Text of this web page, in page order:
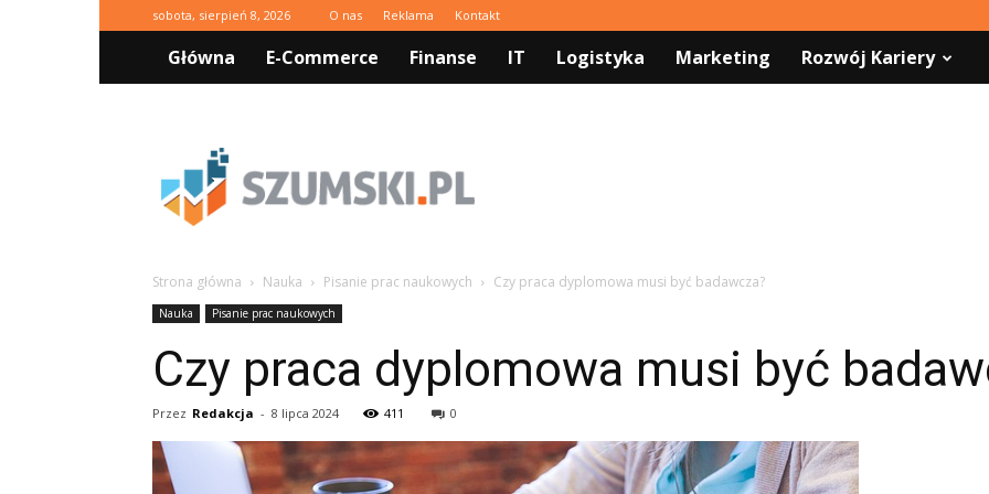
sobota, sierpień 8, 2026 O nas Reklama Kontakt
Główna E-Commerce Finanse IT Logistyka Marketing Rozwój Kariery
Strona główna Nauka Pisanie prac naukowych Czy praca dyplomowa musi być badawcza?
Nauka Pisanie prac naukowych
Czy praca dyplomowa musi być
Przez Redakcja - 8 lipca 2024 411 0